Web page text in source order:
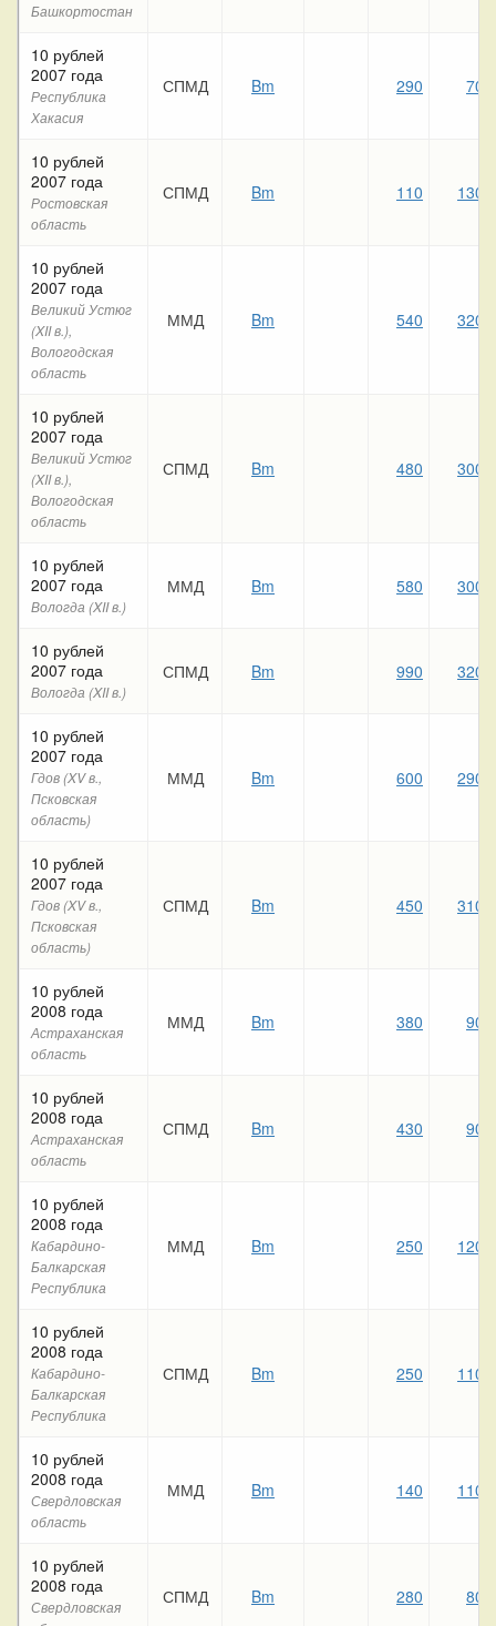
Башкортостан
10 рублей
2007 года
Республика
Хакасия
СПМД Bm 290 70
10 рублей
2007 года
Ростовская
область
СПМД Bm 110 130
10 рублей
2007 года
Великий Устюг
(XII в.),
Вологодская
область
ММД Bm 540 320
10 рублей
2007 года
Великий Устюг
(XII в.),
Вологодская
область
СПМД Bm 480 300
10 рублей
2007 года
Вологда (XII в.)
ММД Bm 580 300
10 рублей
2007 года
Вологда (XII в.)
СПМД Bm 990 320
10 рублей
2007 года
Гдов (XV в.,
Псковская
область)
ММД Bm 600 290
10 рублей
2007 года
Гдов (XV в.,
Псковская
область)
СПМД Bm 450 310
10 рублей
2008 года
Астраханская
область
ММД Bm 380 90
10 рублей
2008 года
Астраханская
область
СПМД Bm 430 90
10 рублей
2008 года
Кабардино-
Балкарская
Республика
ММД Bm 250 120
10 рублей
2008 года
Кабардино-
Балкарская
Республика
СПМД Bm 250 110
10 рублей
2008 года
Свердловская
область
ММД Bm 140 110
10 рублей
2008 года
Свердловская
СПМД Bm 280 80